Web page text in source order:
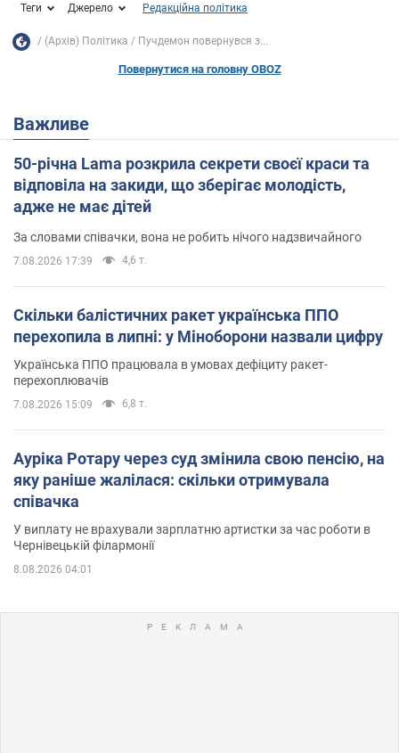
Теги Джерело Редакційна політика
(Архів) Політика Пучдемон повернувся з...
Повернутися на головну OBOZ
Важливе
50-річна Lama розкрила секрети своєї краси та
відповіла на закиди, що зберігає молодість,
адже не має дітей
За словами співачки, вона не робить нічого надзвичайного
7.08.2026 17:39 4,6 т.
Скільки балістичних ракет українська ППО
перехопила в липні: у Міноборони назвали цифру
Українська ППО працювала в умовах дефіциту ракет-
перехоплювачів
7.08.2026 15:09 6,8 т.
Ауріка Ротару через суд змінила свою пенсію, на
яку раніше жалілася: скільки отримувала
співачка
У виплату не врахували зарплатню артистки за час роботи в
Чернівецькій філармонії
8.08.2026 04:01